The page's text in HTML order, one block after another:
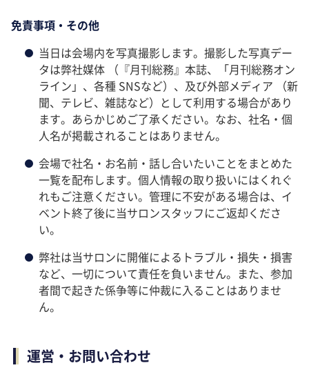
免責事項・その他
当日は会場内を写真撮影します。撮影した写真デー
タは弊社媒体 （『月刊総務』本誌、「月刊総務オン
ライン」、各種 SNSなど）、及び外部メディア （新
聞、テレビ、雑誌など）として利用する場合があり
ます。あらかじめご了承ください。なお、社名・個
人名が掲載されることはありません。
会場で社名・お名前・話し合いたいことをまとめた
一覧を配布します。個人情報の取り扱いにはくれぐ
れもご注意ください。管理に不安がある場合は、イ
ベント終了後に当サロンスタッフにご返却くださ
い。
弊社は当サロンに開催によるトラブル・損失・損害
など、一切について責任を負いません。また、参加
者間で起きた係争等に仲裁に入ることはありませ
ん。
運営・お問い合わせ